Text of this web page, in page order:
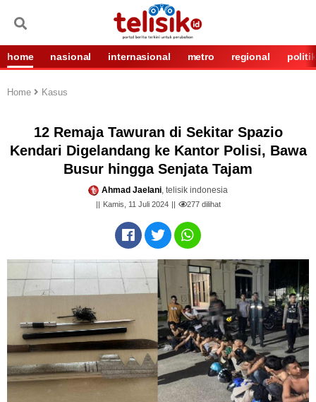
home nasional internasional metro regional politik
Home Kasus
12 Remaja Tawuran di Sekitar Spazio
Kendari Digelandang ke Kantor Polisi, Bawa
Busur hingga Senjata Tajam
Ahmad Jaelani, telisik indonesia
Kamis, 11 Juli 2024 277dilihat